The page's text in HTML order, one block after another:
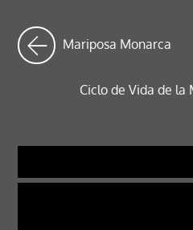
Mariposa Monarca
Ciclo de Vida de la